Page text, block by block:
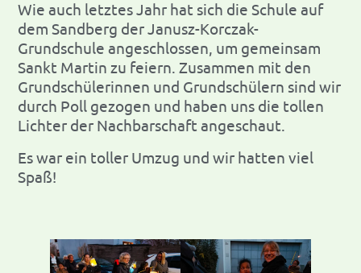
Wie auch letztes Jahr hat sich die Schule auf
dem Sandberg der Janusz-Korczak-
Grundschule angeschlossen, um gemeinsam
Sankt Martin zu feiern. Zusammen mit den
Grundschülerinnen und Grundschülern sind wir
durch Poll gezogen und haben uns die tollen
Lichter der Nachbarschaft angeschaut.
Es war ein toller Umzug und wir hatten viel
Spaß!